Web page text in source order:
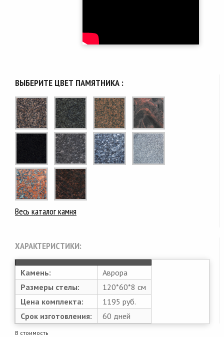
ВЫБЕРИТЕ ЦВЕТ ПАМЯТНИКА :
Весь каталог камня
ХАРАКТЕРИСТИКИ:
Камень:
Аврора
Размеры стелы:
120*60*8 см
Цена комплекта:
1195 руб.
Срок изготовления:
60 дней
В стоимость